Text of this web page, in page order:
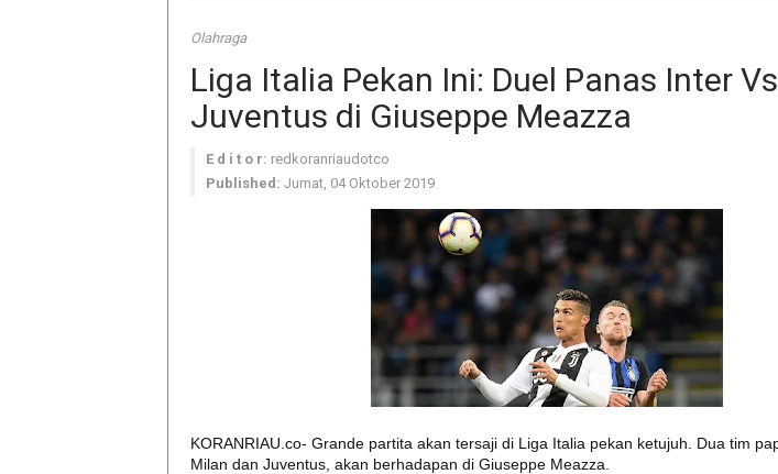
Olahraga
Liga Italia Pekan Ini: Duel Panas Inter Vs
Juventus di Giuseppe Meazza
E d i t o r: redkoranriaudotco
Published: Jumat, 04 Oktober 2019
KORANRIAU.co- Grande partita akan tersaji di Liga Italia pekan ketujuh. Dua tim
Milan dan Juventus, akan berhadapan di Giuseppe Meazza.